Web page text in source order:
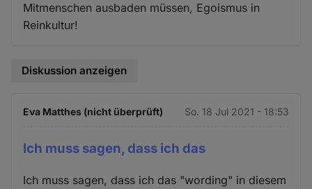
Mitmenschen ausbaden müssen, Egoismus in
Reinkultur!
Diskussion anzeigen
Eva Matthes (nicht überprüft) So. 18 Jul 2021 - 18:53
Ich muss sagen, dass ich das
Ich muss sagen, dass ich das "wording" in diesem